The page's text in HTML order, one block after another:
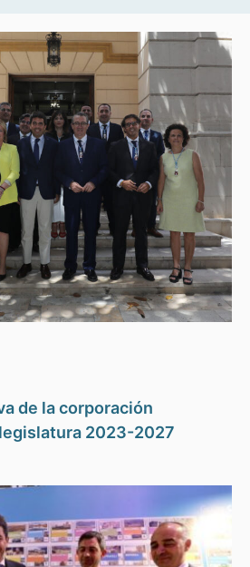
de la corporación
2023-2027